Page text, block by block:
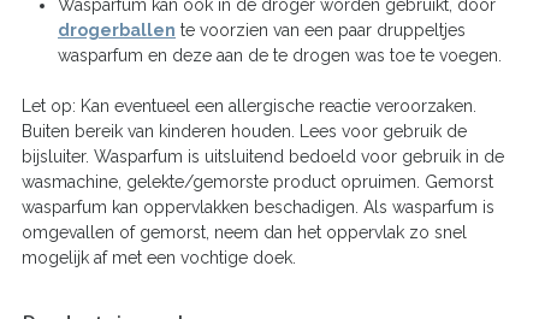
Wasparfum kan ook in de droger worden gebruikt, door
drogerballen te voorzien van een paar druppeltjes
wasparfum en deze aan de te drogen was toe te voegen.
Let op: Kan eventueel een allergische reactie veroorzaken.
Buiten bereik van kinderen houden. Lees voor gebruik de
bijsluiter. Wasparfum is uitsluitend bedoeld voor gebruik in de
wasmachine, gelekte/gemorste product opruimen. Gemorst
wasparfum kan oppervlakken beschadigen. Als wasparfum is
omgevallen of gemorst, neem dan het oppervlak zo snel
mogelijk af met een vochtige doek.